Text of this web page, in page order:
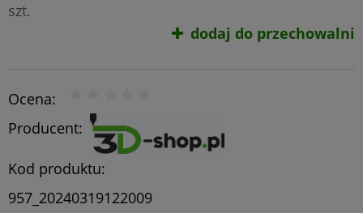
szt.
dodaj do przechowalni
Ocena:
Producent:
Kod produktu:
957_20240319122009